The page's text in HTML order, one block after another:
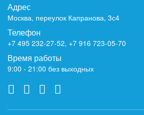
Адрес
Москва, переулок Капранова, 3с4
Телефон
+7 495 232-27-52, +7 916 723-05-70
Время работы
9:00 - 21:00 без выходных